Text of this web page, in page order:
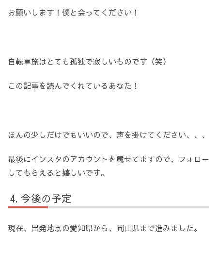
お願いします！僕と会ってください！
自転車旅はとても孤独で寂しいものです（笑）
この記事を読んでくれているあなた！
ほんの少しだけでもいいので、声を掛けてください、、、
最後にインスタのアカウントを載せてますので、フォロー
してもらえると嬉しいです。
今後の予定
現在、出発地点の愛知県から、岡山県まで進みました。